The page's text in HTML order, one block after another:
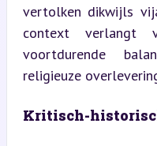
vertolken dikwijls
context verlangt
voortdurende
religieuze
Kritisch-